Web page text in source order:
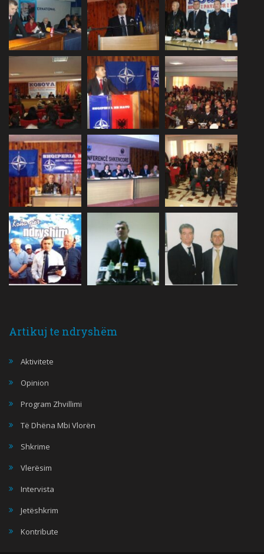
Artikuj te ndryshëm
Aktivitete
Opinion
Program Zhvillimi
Të Dhëna Mbi Vlorën
Shkrime
Vlerësim
Intervista
Jetëshkrim
Kontribute